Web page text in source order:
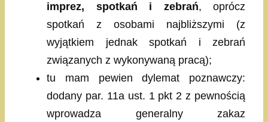
imprez, spotkań i zebrań, oprócz
spotkań z osobami najbliższymi (z
wyjątkiem jednak spotkań i zebrań
związanych z wykonywaną pracą);
tu mam pewien dylemat poznawczy:
dodany par. 11a ust. 1 pkt 2 z pewnością
wprowadza generalny zakaz